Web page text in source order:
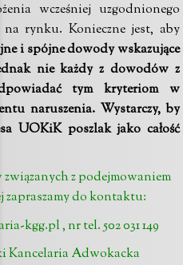
wcześniej uzgodnionego
rynku. Konieczne jest, aby
i spójne dowody wskazujące
nie każdy z dowodów z
tym kryteriom w
naruszenia. Wystarczy, by
UOKiK poszlak jako całość
z podejmowaniem
zapraszamy do kontaktu:
kgg.pl, nr tel. 502 031 149
Adwokacka